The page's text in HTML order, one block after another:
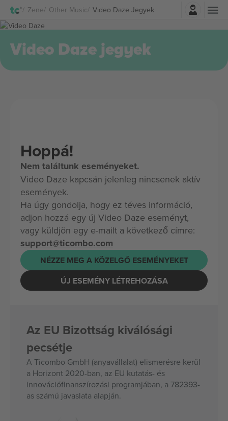
Zene Other Music Video Daze Jegyek
Belépés
Video Daze jegyek
Hoppá!
Nem találtunk eseményeket.
Video Daze kapcsán jelenleg nincsenek aktív
események.
Ha úgy gondolja, hogy ez téves információ,
adjon hozzá egy új Video Daze eseményt,
vagy küldjön egy e-mailt a következő címre:
support@ticombo.com
NÉZZE MEG A KÖZELGŐ ESEMÉNYEKET
ÚJ ESEMÉNY LÉTREHOZÁSA
Az EU Bizottság kiválósági
pecsétje
A Ticombo GmbH (anyavállalat) elismerésre kerül
a Horizont 2020-ban, az EU kutatás- és
innovációfinanszírozási programjában, a 782393-
as számú javaslata alapján.